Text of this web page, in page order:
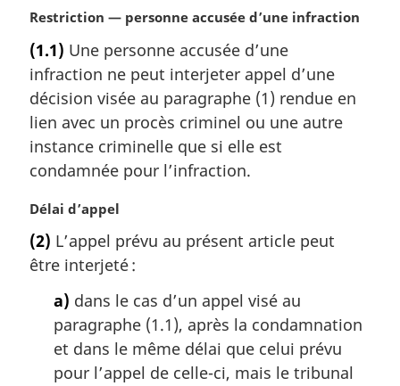
N
t
e
m
a
g
i
a
l
e
:
Restriction — personne accusée d’une infraction
(1.1) Une personne accusée d’une
infraction ne peut interjeter appel d’une
décision visée au paragraphe (1) rendue en
lien avec un procès criminel ou une autre
instance criminelle que si elle est
condamnée pour l’infraction.
N
t
e
Délai d’appel
(2) L’appel prévu au présent article peut
être interjeté :
a) dans le cas d’un appel visé au
paragraphe (1.1), après la condamnation
et dans le même délai que celui prévu
pour l’appel de celle-ci, mais le tribunal